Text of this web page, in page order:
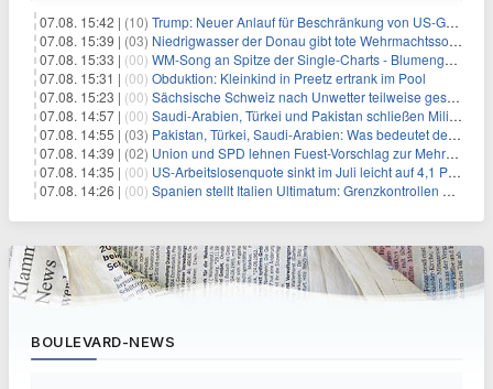
07.08. 15:42 | (10) Trump: Neuer Anlauf für Beschränkung von US-Geburtsrecht
07.08. 15:39 | (03) Niedrigwasser der Donau gibt tote Wehrmachtssoldaten frei
07.08. 15:33 | (00) WM-Song an Spitze der Single-Charts - Blumengarten auf Platz zwei
07.08. 15:31 | (00) Obduktion: Kleinkind in Preetz ertrank im Pool
07.08. 15:23 | (00) Sächsische Schweiz nach Unwetter teilweise gesperrt
07.08. 14:57 | (00) Saudi-Arabien, Türkei und Pakistan schließen Militärbündnis
07.08. 14:55 | (03) Pakistan, Türkei, Saudi-Arabien: Was bedeutet der neue Pakt?
07.08. 14:39 | (02) Union und SPD lehnen Fuest-Vorschlag zur Mehrwertsteuer ab
07.08. 14:35 | (00) US-Arbeitslosenquote sinkt im Juli leicht auf 4,1 Prozent
07.08. 14:26 | (00) Spanien stellt Italien Ultimatum: Grenzkontrollen beenden
BOULEVARD-NEWS